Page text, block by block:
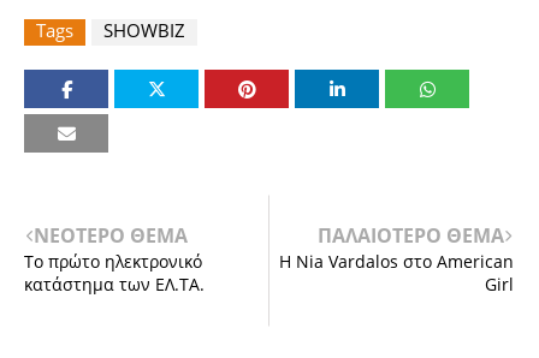
Tags SHOWBIZ
ΝΕΟΤΕΡΟ ΘΕΜΑ
Tο πρώτο ηλεκτρονικό
κατάστημα των ΕΛ.ΤΑ.
ΠΑΛΑΙΟΤΕΡΟ ΘΕΜΑ
Η Nia Vardalos στο American
Girl